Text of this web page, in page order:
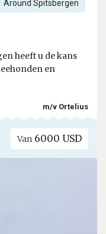
Around Spitsbergen
heeft u de kans
en
m/v Ortelius
Van 6000 USD